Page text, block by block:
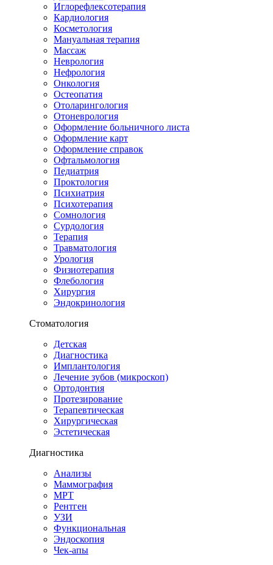
Иглорефлексотерапия
Кардиология
Косметология
Мануальная терапия
Массаж
Неврология
Нефрология
Онкология
Остеопатия
Отоларингология
Отоневрология
Оформление больничного листа
Оформление карт
Оформление справок
Офтальмология
Педиатрия
Проктология
Психиатрия
Психотерапия
Сомнология
Сурдология
Терапия
Травматология
Урология
Физиотерапия
Флебология
Хирургия
Эндокринология
Стоматология
Детская
Диагностика
Имплантология
Лечение зубов (микроскоп)
Ортодонтия
Протезирование
Терапевтическая
Хирургическая
Эстетическая
Диагностика
Анализы
Маммография
МРТ
Рентген
УЗИ
Функциональная
Эндоскопия
Чек-апы